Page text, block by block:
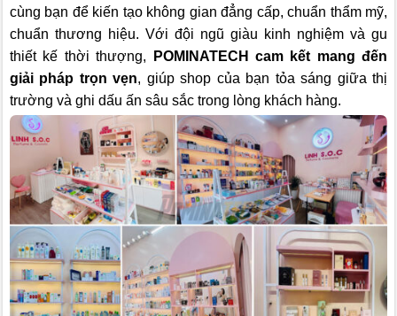
cùng bạn để kiến tạo không gian đẳng cấp, chuẩn thẩm mỹ,
chuẩn thương hiệu. Với đội ngũ giàu kinh nghiệm và gu
thiết kế thời thượng,
POMINATECH cam kết mang đến
giải pháp trọn vẹn, giúp shop của bạn tỏa sáng giữa thị
trường và ghi dấu ấn sâu sắc trong lòng khách hàng.